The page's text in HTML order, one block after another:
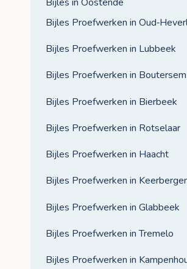
Bijles Proefwerken in
Bijles Proefwerken in Lubbeek
Bijles Proefwerken in Boutersem
Bijles Proefwerken in Bierbeek
Bijles Proefwerken in Rotselaar
Bijles Proefwerken in Haacht
Bijles Proefwerken in
Bijles Proefwerken in Glabbeek
Bijles Proefwerken in Tremelo
Bijles Proefwerken in